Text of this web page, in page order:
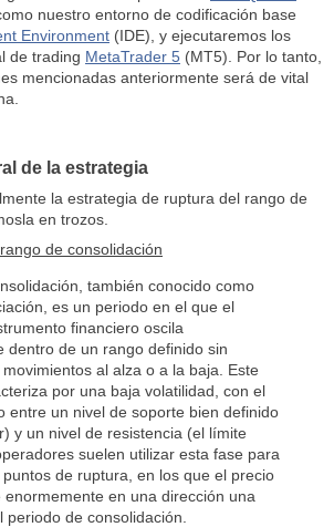
nuestro entorno de codificación base
Environment (IDE), y ejecutaremos los
de trading MetaTrader 5 (MT5). Por lo tanto,
mencionadas anteriormente será de vital
de la estrategia
la estrategia de ruptura del rango de
en trozos.
de consolidación
también conocido como
es un periodo en el que el
financiero oscila
dentro de un rango definido sin
al alza o a la baja. Este
por una baja volatilidad, con el
entre un nivel de soporte bien definido
y un nivel de resistencia (el límite
suelen utilizar esta fase para
de ruptura, en los que el precio
enormemente en una dirección una
periodo de consolidación.